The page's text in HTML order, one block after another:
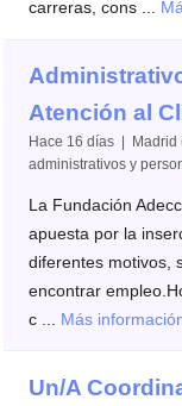
carreras, cons ...
Atención al
Hace 16 días | Madrid
administrativos y
La Fundación
apuesta por la
diferentes motivos,
encontrar
c ... Más
Un/A